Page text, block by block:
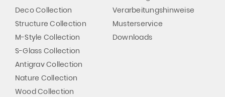
Deco Collection
Structure Collection
M-Style Collection
S-Glass Collection
Antigrav Collection
Nature Collection
Wood Collection
Verarbeitungshinweise
Musterservice
Downloads